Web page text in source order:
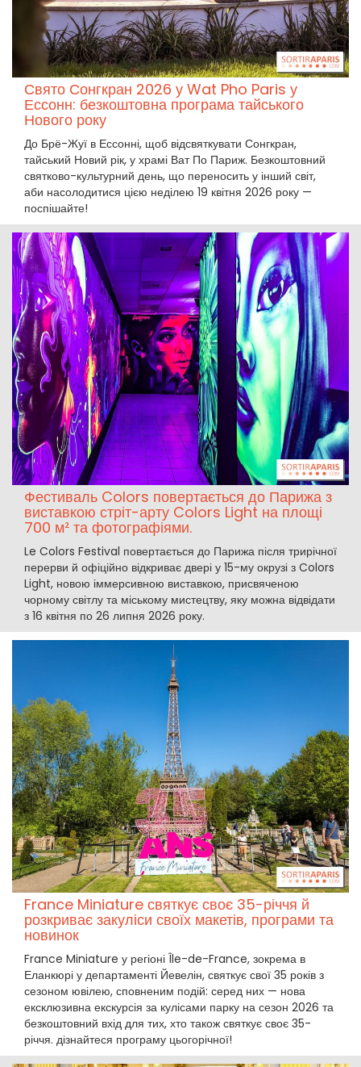
Свято Сонгкран 2026 у Wat Pho Paris у
Ессонн: безкоштовна програма тайського
Нового року
До Брё-Жуї в Ессонні, щоб відсвяткувати Сонгкран,
тайський Новий рік, у храмі Ват По Париж. Безкоштовний
святково-культурний день, що переносить у інший світ,
аби насолодитися цією неділею 19 квітня 2026 року —
поспішайте!
Фестиваль Colors повертається до Парижа з
виставкою стріт-арту Colors Light на площі
700 м² та фотографіями.
Le Colors Festival повертається до Парижа після трирічної
перерви й офіційно відкриває двері у 15-му окрузі з Colors
Light, новою іммерсивною виставкою, присвяченою
чорному світлу та міському мистецтву, яку можна відвідати
з 16 квітня по 26 липня 2026 року.
France Miniature святкує своє 35-річчя й
розкриває закуліси своїх макетів, програми та
новинок
France Miniature у регіоні Île-de-France, зокрема в
Еланкюрі у департаменті Йевелін, святкує свої 35 років з
сезоном ювілею, сповненим подій: серед них — нова
ексклюзивна екскурсія за кулісами парку на сезон 2026 та
безкоштовний вхід для тих, хто також святкує своє 35-
річчя. дізнайтеся програму цьогорічної!